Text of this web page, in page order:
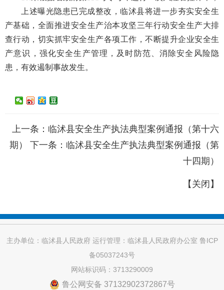
上述曝光隐患已完成整改，临沭县将进一步夯实安全生
产基础，全面推进安全生产治本攻坚三年行动安全生产大排
查行动，切实抓牢安全生产各项工作，不断提升企业安全生
产意识，强化安全生产管理，及时防范、消除安全风险隐
患，有效遏制事故发生。
上一条： 临沭县安全生产执法典型案例通报（第十六
期）
下一条： 临沭县安全生产执法典型案例通报（第
十四期）
【 关闭 】
主办单位：临沭县人民政府 运行管理：临沭县人民政府办公室 鲁ICP
备05037243号
网站标识码：3713290009
鲁公网安备 37132902372867号